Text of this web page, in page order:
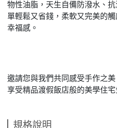
物性油脂，天生自備防潑水、
單輕鬆又省錢，柔軟又完美的
幸福感。
邀請您與我們共同感受手作之
享受精品渡假飯店般的美學住宅
規格說明